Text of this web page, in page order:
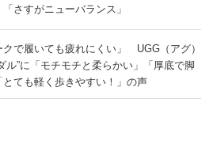
さすがニューバランス」
クで履いても疲れにくい」 UGG（アグ）
ル”に「モチモチと柔らかい」「厚底で脚
ても軽く歩きやすい！」の声